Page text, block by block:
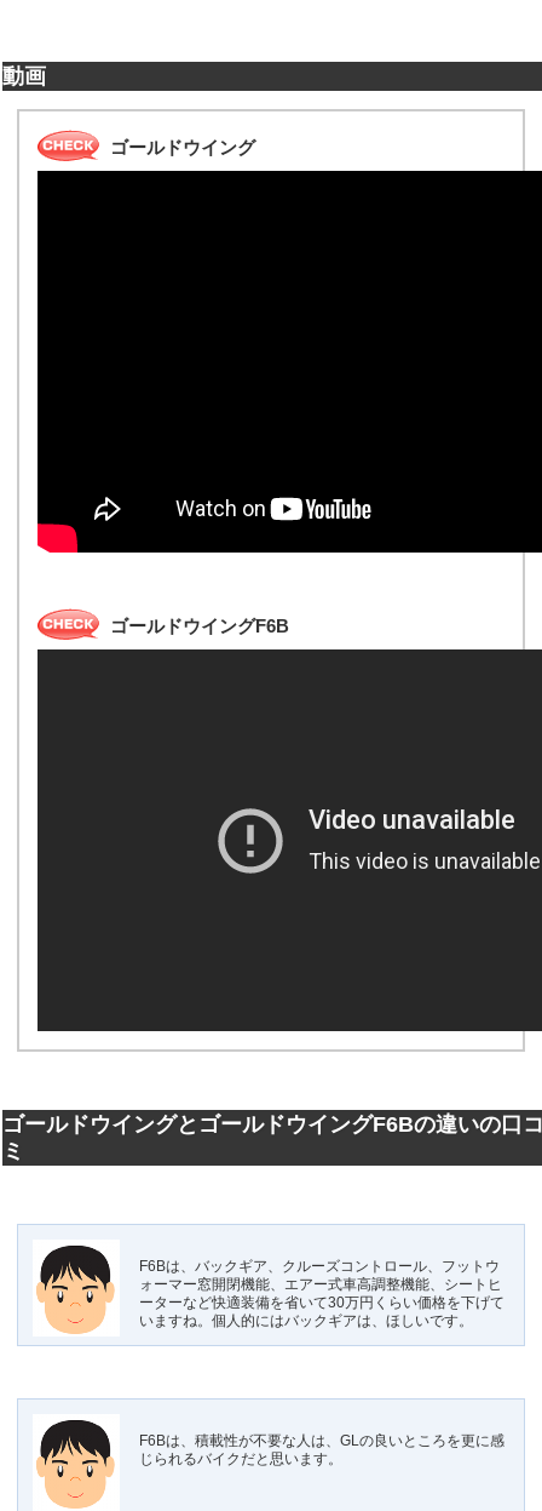
動画
ゴールドウイング
ゴールドウイングF6B
ゴールドウイングとゴールドウイングF6Bの違いの口
ミ
F6Bは、バックギア、クルーズコントロール、フットウ
ォーマー窓開閉機能、エアー式車高調整機能、シートヒ
ーターなど快適装備を省いて30万円くらい価格を下げて
いますね。個人的にはバックギアは、ほしいです。
F6Bは、積載性が不要な人は、GLの良いところを更に感
じられるバイクだと思います。